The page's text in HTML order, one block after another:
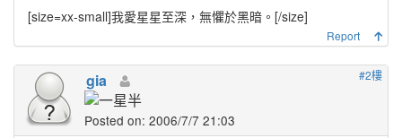
[size=xx-small]我愛星星至深，無懼於黑暗。 [/size]
Report
#2樓
gia
Posted on: 2006/7/7 21:03